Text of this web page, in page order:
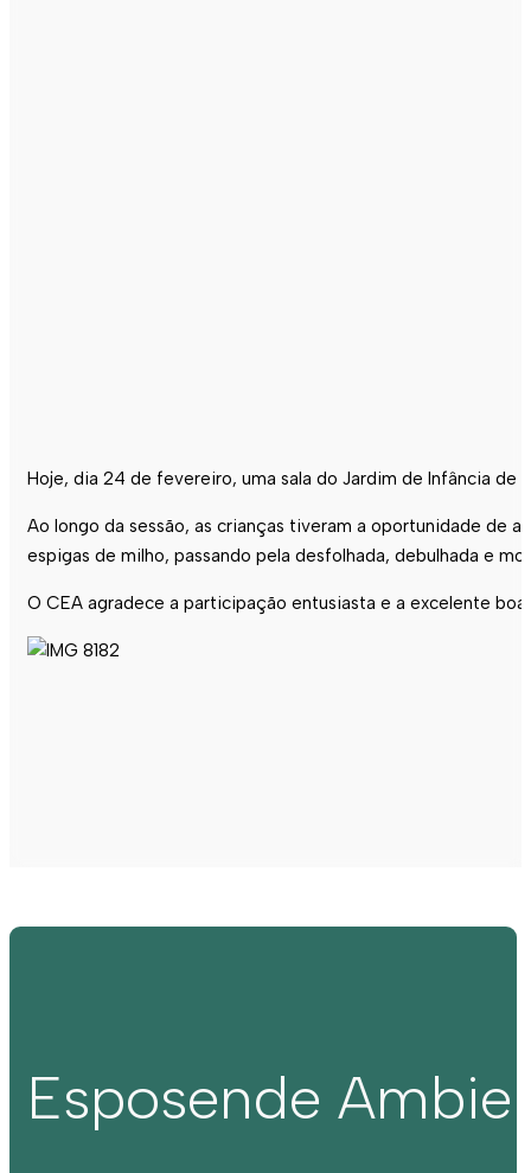
Hoje, dia 24 de fevereiro, uma sala do Jardim de Infância de
Ao longo da sessão, as crianças tiveram a oportunidade de
espigas de milho, passando pela desfolhada, debulhada e
O CEA agradece a participação entusiasta e a excelente
Esposende